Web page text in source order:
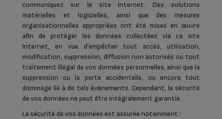
communiquez sur le site Internet. Des solutions
matérielles et logicielles, ainsi que des mesures
organisationnelles appropriées ont été mises en œuvre
afin de protéger les données collectées via ce site
Internet, en vue d'empêcher tout accès, utilisation,
modification, suppression, diffusion non autorisés ou tout
traitement illégal de vos données personnelles, ainsi que la
suppression ou la perte accidentelle, ou encore tout
dommage lié à de tels événements. Cependant, la sécurité
de vos données ne peut être intégralement garantie.
La sécurité de vos données est assurée notamment :